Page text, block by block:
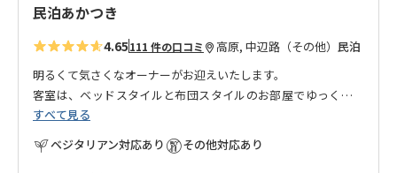
民泊あかつき
4.65111 件の口コミ 高原, 中辺路（その他） 民泊
明るくて気さくなオーナーがお迎えいたします。
客室は、ベッドスタイルと布団スタイルのお部屋でゆっくりと
過ごしていただけます。
地元食材や手作りの野菜を中心に、体に優しい心のこもったお
すべて見る
ベジタリアン対応あり
その他対応あり